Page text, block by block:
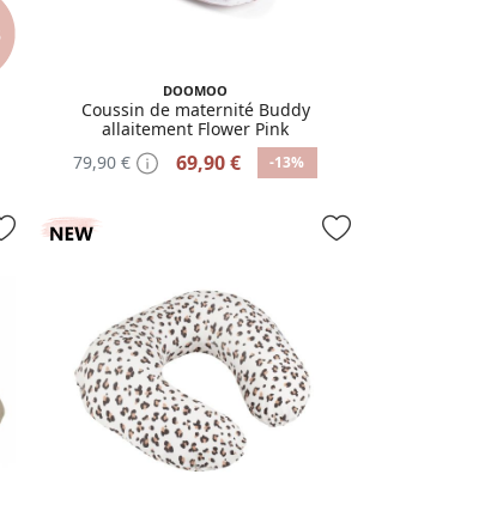
DOOMOO
Coussin de maternité Buddy
allaitement Flower Pink
79,90 €
69,90 € -13%